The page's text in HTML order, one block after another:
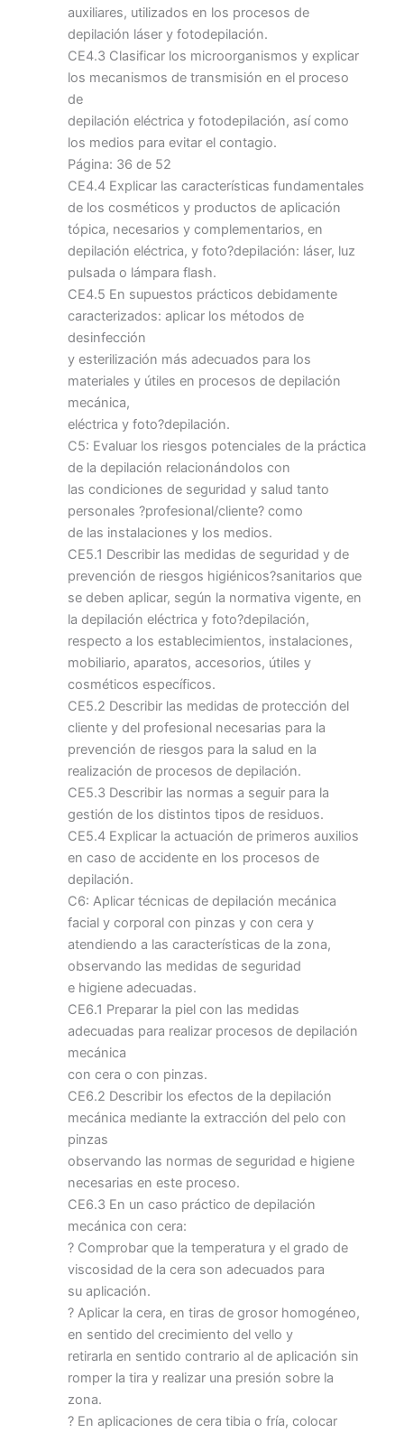
auxiliares, utilizados en los procesos de
depilación láser y fotodepilación.
CE4.3 Clasificar los microorganismos y explicar
los mecanismos de transmisión en el proceso
de
depilación eléctrica y fotodepilación, así como
los medios para evitar el contagio.
Página: 36 de 52
CE4.4 Explicar las características fundamentales
de los cosméticos y productos de aplicación
tópica, necesarios y complementarios, en
depilación eléctrica, y foto?depilación: láser, luz
pulsada o lámpara flash.
CE4.5 En supuestos prácticos debidamente
caracterizados: aplicar los métodos de
desinfección
y esterilización más adecuados para los
materiales y útiles en procesos de depilación
mecánica,
eléctrica y foto?depilación.
C5: Evaluar los riesgos potenciales de la práctica
de la depilación relacionándolos con
las condiciones de seguridad y salud tanto
personales ?profesional/cliente? como
de las instalaciones y los medios.
CE5.1 Describir las medidas de seguridad y de
prevención de riesgos higiénicos?sanitarios que
se deben aplicar, según la normativa vigente, en
la depilación eléctrica y foto?depilación,
respecto a los establecimientos, instalaciones,
mobiliario, aparatos, accesorios, útiles y
cosméticos específicos.
CE5.2 Describir las medidas de protección del
cliente y del profesional necesarias para la
prevención de riesgos para la salud en la
realización de procesos de depilación.
CE5.3 Describir las normas a seguir para la
gestión de los distintos tipos de residuos.
CE5.4 Explicar la actuación de primeros auxilios
en caso de accidente en los procesos de
depilación.
C6: Aplicar técnicas de depilación mecánica
facial y corporal con pinzas y con cera y
atendiendo a las características de la zona,
observando las medidas de seguridad
e higiene adecuadas.
CE6.1 Preparar la piel con las medidas
adecuadas para realizar procesos de depilación
mecánica
con cera o con pinzas.
CE6.2 Describir los efectos de la depilación
mecánica mediante la extracción del pelo con
pinzas
observando las normas de seguridad e higiene
necesarias en este proceso.
CE6.3 En un caso práctico de depilación
mecánica con cera:
? Comprobar que la temperatura y el grado de
viscosidad de la cera son adecuados para
su aplicación.
? Aplicar la cera, en tiras de grosor homogéneo,
en sentido del crecimiento del vello y
retirarla en sentido contrario al de aplicación sin
romper la tira y realizar una presión sobre la
zona.
? En aplicaciones de cera tibia o fría, colocar